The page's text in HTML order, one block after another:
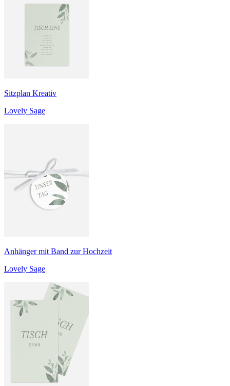
Sitzplan Kreativ
Lovely Sage
Anhänger mit Band zur Hochzeit
Lovely Sage